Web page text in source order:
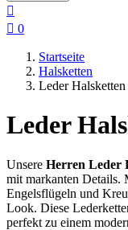

 0
Startseite
Halsketten
Leder Halsketten
Leder
Unsere Herren Leder
mit markanten Details.
Engelsflügeln und
Look. Diese
perfekt zu einem